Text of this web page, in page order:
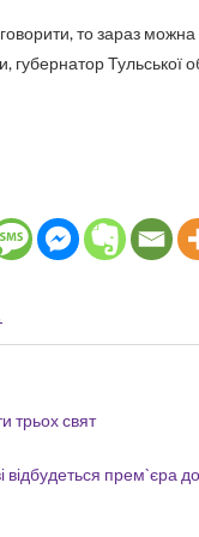
то зараз
Тульської
трьох свят
відбудеться прем`єра